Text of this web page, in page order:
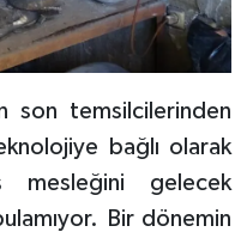
son temsilcilerinden
bağlı olarak
mesleğini gelecek
Bir dönemin